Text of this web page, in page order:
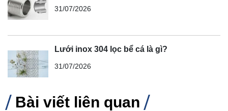
31/07/2026
Lưới inox 304 lọc bể cá là gì?
31/07/2026
Bài viết liên quan